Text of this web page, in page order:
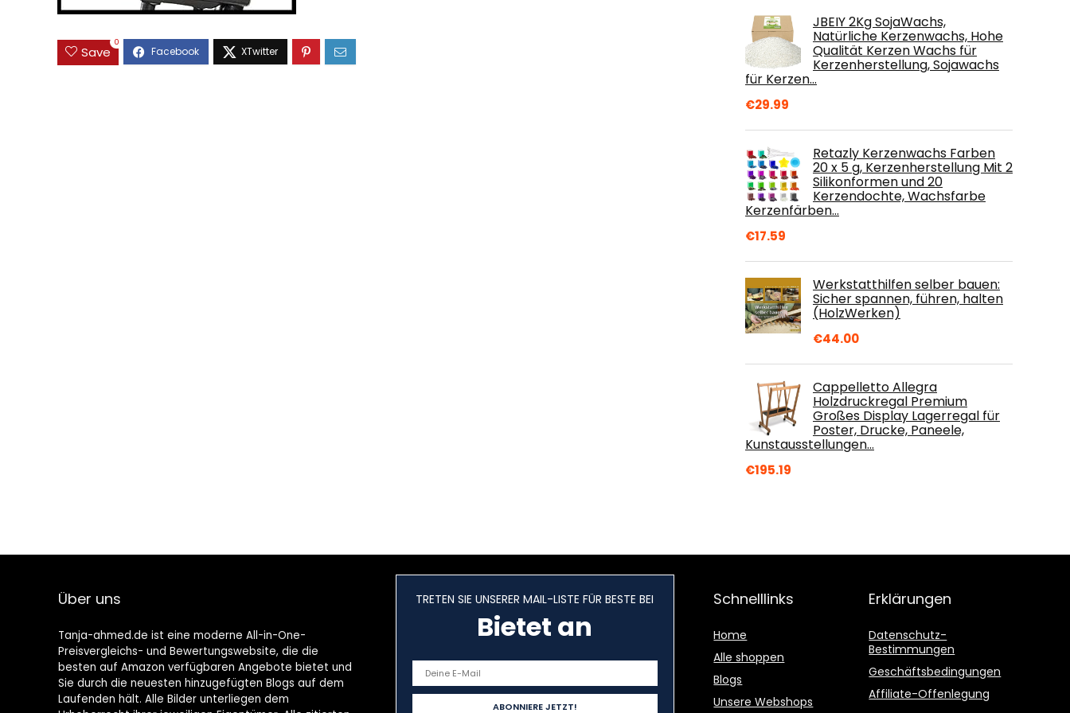
Save
0
JBEIY 2Kg SojaWachs,
Natürliche Kerzenwachs, Hohe
Qualität Kerzen Wachs für
Kerzenherstellung, Sojawachs
für Kerzen…
€29.99
Retazly Kerzenwachs Farben
20 x 5 g, Kerzenherstellung Mit 2
Silikonformen und 20
Kerzendochte, Wachsfarbe
Kerzenfärben…
€17.59
Werkstatthilfen selber bauen:
Sicher spannen, führen, halten
(HolzWerken)
€44.00
Cappelletto Allegra
Holzdruckregal Premium
Großes Display Lagerregal für
Poster, Drucke, Paneele,
Kunstausstellungen…
€195.19
Über uns
Tanja-ahmed.de ist eine moderne All-in-One-
Preisvergleichs- und Bewertungswebsite, die die
besten auf Amazon verfügbaren Angebote bietet und
Sie durch die neuesten hinzugefügten Blogs auf dem
Laufenden hält. Alle Bilder unterliegen dem
TRETEN SIE UNSERER MAIL-LISTE FÜR BESTE BEI
Bietet an
Schnelllinks
Home
Alle shoppen
Blogs
Unsere Webshops
Erklärungen
Datenschutz-
Bestimmungen
Geschäftsbedingungen
Affiliate-Offenlegung